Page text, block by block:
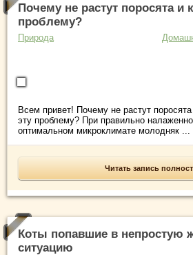
Почему не растут поросята и
проблему?
Природа
Всем привет! Почему не растут
эту проблему? При правильно
оптимальном микроклимате молодняк ...
Читать запись
Коты попавшие в непростую
ситуацию